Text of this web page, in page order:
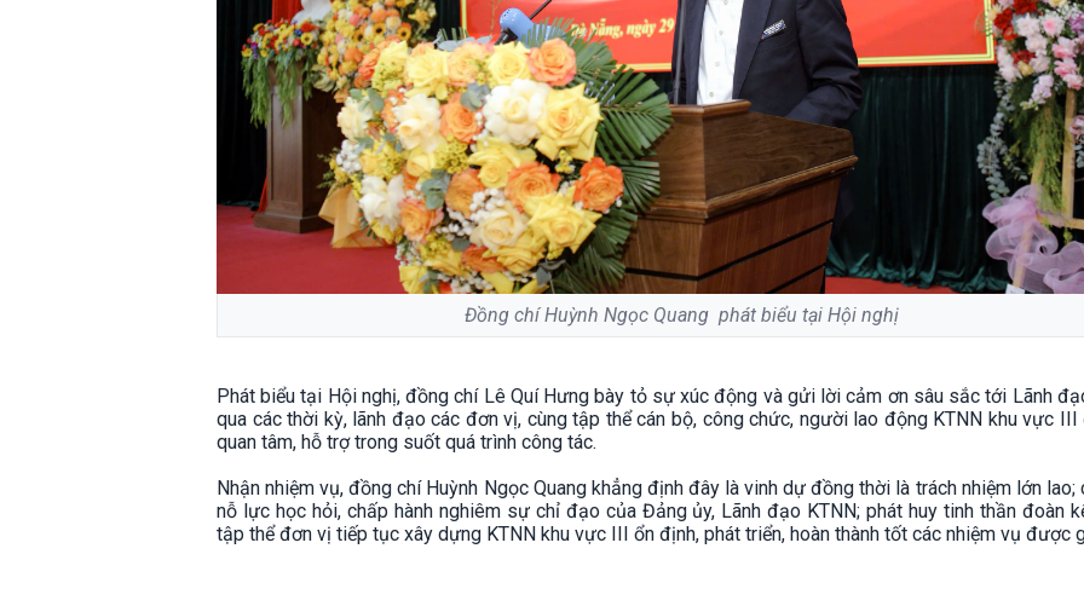
Đồng chí Huỳnh Ngọc Quang phát biểu tại Hội nghị
Phát biểu tại Hội nghị, đồng chí Lê Quí Hưng bày tỏ sự xúc động và gửi lời cảm ơn sâu sắc tới Lãnh
qua các thời kỳ, lãnh đạo các đơn vị, cùng tập thể cán bộ, công chức, người lao động KTNN khu vực III
quan tâm, hỗ trợ trong suốt quá trình công tác.
Nhận nhiệm vụ, đồng chí Huỳnh Ngọc Quang khẳng định đây là vinh dự đồng thời là trách nhiệm lớn lao;
nỗ lực học hỏi, chấp hành nghiêm sự chỉ đạo của Đảng ủy, Lãnh đạo KTNN; phát huy tinh thần đoàn
tập thể đơn vị tiếp tục xây dựng KTNN khu vực III ổn định, phát triển, hoàn thành tốt các nhiệm vụ được